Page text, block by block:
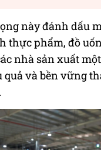
này đánh dấu
thực phẩm, đồ
nhà sản xuất
và bền vững